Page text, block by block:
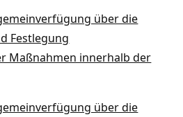
über die
Festlegung
Maßnahmen innerhalb der
über die